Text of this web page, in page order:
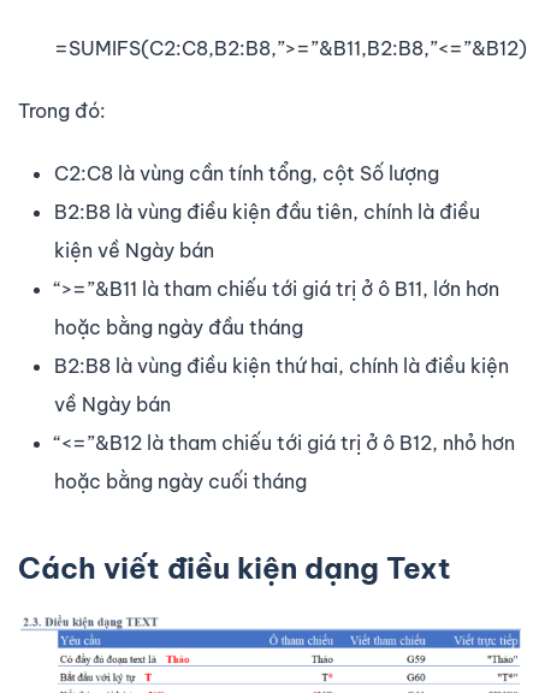
=SUMIFS(C2:C8,B2:B8,”>=”&B11,B2:B8,”<=”&B12)
Trong đó:
C2:C8 là vùng cần tính tổng, cột Số lượng
B2:B8 là vùng điều kiện đầu tiên, chính là điều
kiện về Ngày bán
“>=”&B11 là tham chiếu tới giá trị ở ô B11, lớn hơn
hoặc bằng ngày đầu tháng
B2:B8 là vùng điều kiện thứ hai, chính là điều kiện
về Ngày bán
“<=”&B12 là tham chiếu tới giá trị ở ô B12, nhỏ hơn
hoặc bằng ngày cuối tháng
Cách viết điều kiện dạng Text